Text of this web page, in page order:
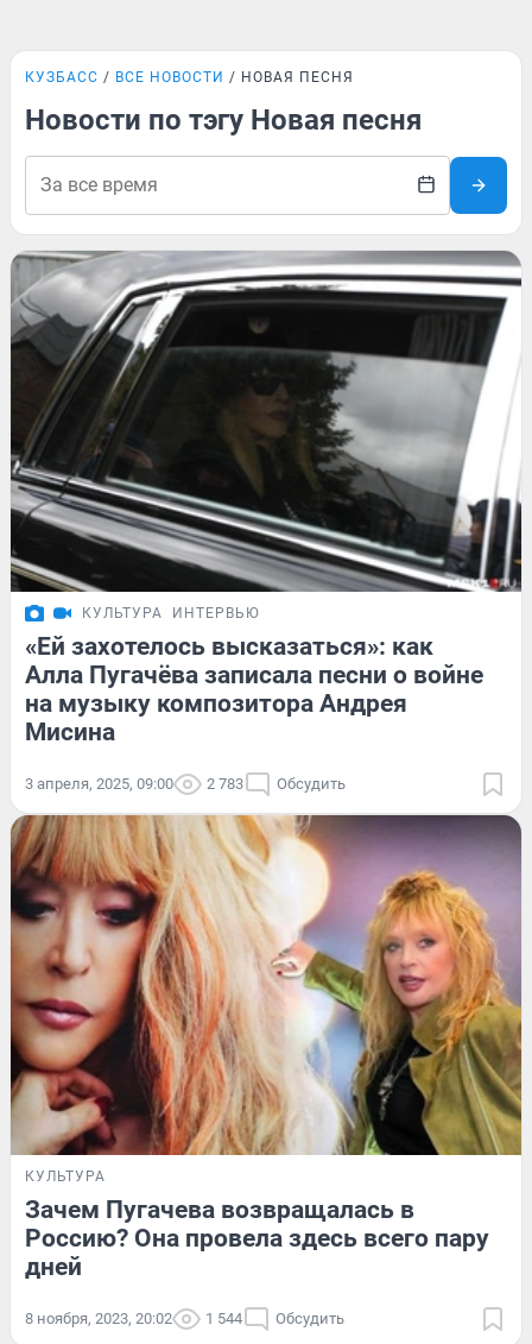
КУЗБАСС ВСЕ НОВОСТИ НОВАЯ ПЕСНЯ
Новости по тэгу Новая песня
КУЛЬТУРА ИНТЕРВЬЮ
«Ей захотелось высказаться»: как
Алла Пугачёва записала песни о войне
на музыку композитора Андрея
Мисина
3 апреля, 2025, 09:00 2 783 Обсудить
КУЛЬТУРА
Зачем Пугачева возвращалась в
Россию? Она провела здесь всего пару
дней
8 ноября, 2023, 20:02 1 544 Обсудить